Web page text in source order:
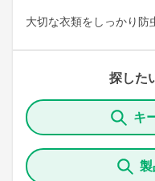
大切な衣類をしっかり防
探した
キ
製